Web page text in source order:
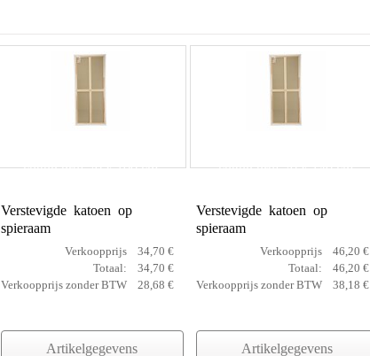
cotton prof 70 x 100 cm
Verstevigde katoen op
spieraam
Verkoopprijs
34,70 €
Totaal:
34,70 €
Verkoopprijs zonder BTW
28,68 €
Artikelgegevens
cotton prof 70 x 140 cm
Verstevigde katoen op
spieraam
Verkoopprijs
46,20 €
Totaal:
46,20 €
Verkoopprijs zonder BTW
38,18 €
Artikelgegevens